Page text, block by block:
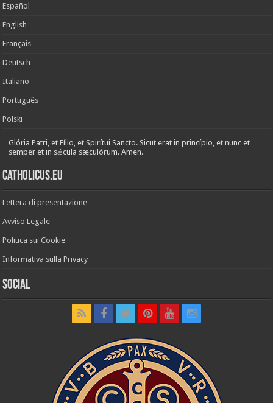
Español
English
Français
Deutsch
Italiano
Português
Polski
Glória Patri, et Fílio, et Spirítui Sancto. Sicut erat in princípio, et nunc et
semper et in sǽcula sæculórum. Amen.
Catholicus.eu
Lettera di presentazione
Avviso Legale
Politica sui Cookie
Informativa sulla Privacy
Social